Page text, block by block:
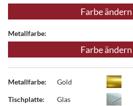
Farbe ändern
Metallfarbe:
Farbe ändern
Metallfarbe: Gold
Tischplatte: Glas